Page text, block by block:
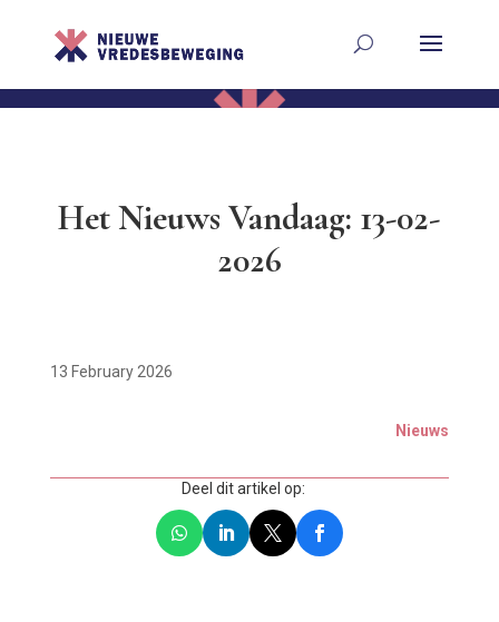
Het Nieuws Vandaag: 13-02-
2026
13 February 2026
Nieuws
Deel dit artikel op: